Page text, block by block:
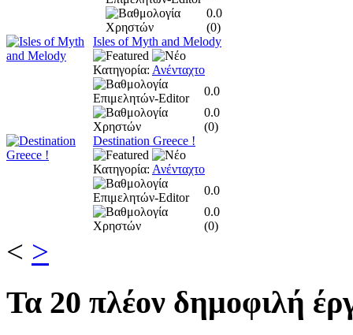
0.0
(0)
Isles of Myth and Melody
Κατηγορία: Ανένταχτο
0.0
0.0
(0)
Destination Greece !
Κατηγορία: Ανένταχτο
0.0
0.0
(0)
< >
Τα 20 πλέον δημοφιλή